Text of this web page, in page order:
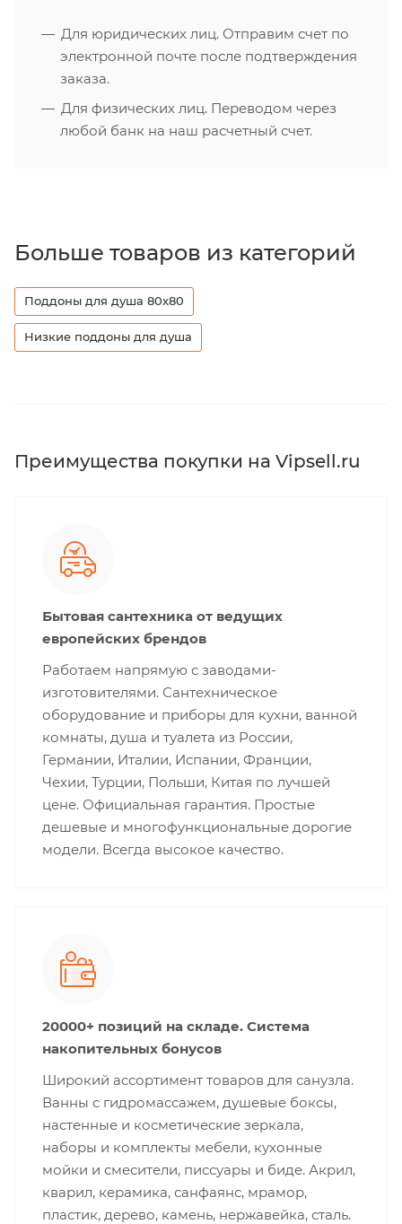
Для юридических лиц. Отправим счет по
электронной почте после подтверждения
заказа.
Для физических лиц. Переводом через
любой банк на наш расчетный счет.
Больше товаров из категорий
Поддоны для душа 80х80
Низкие поддоны для душа
Преимущества покупки на Vipsell.ru
Бытовая сантехника от ведущих
европейских брендов
Работаем напрямую с заводами-
изготовителями. Сантехническое
оборудование и приборы для кухни, ванной
комнаты, душа и туалета из России,
Германии, Италии, Испании, Франции,
Чехии, Турции, Польши, Китая по лучшей
цене. Официальная гарантия. Простые
дешевые и многофункциональные дорогие
модели. Всегда высокое качество.
20000+ позиций на складе. Система
накопительных бонусов
Широкий ассортимент товаров для санузла.
Ванны с гидромассажем, душевые боксы,
настенные и косметические зеркала,
наборы и комплекты мебели, кухонные
мойки и смесители, писсуары и биде. Акрил,
кварил, керамика, санфаянс, мрамор,
пластик, дерево, камень, нержавейка, сталь.